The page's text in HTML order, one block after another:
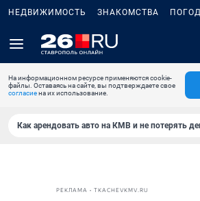
НЕДВИЖИМОСТЬ ЗНАКОМСТВА
На информационном ресурсе применяются cookie-
файлы. Оставаясь на сайте, вы подтверждаете свое
согласиена их использование.
Как арендовать авто на КМВ и не потерять
РЕКЛАМА • TKACHEVKMV.RU